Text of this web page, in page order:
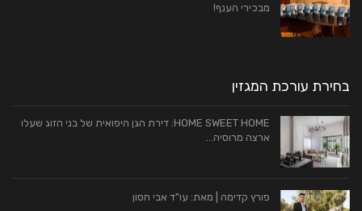
מבכירי הענף!
בחירת עורכת המגזין
HOME SWEET HOME: דירת הגן היפואית של בני הזוג שעלו
ארצה מרוסיה…
פורץ קדימה | מאת: עו"ד אבי חסון